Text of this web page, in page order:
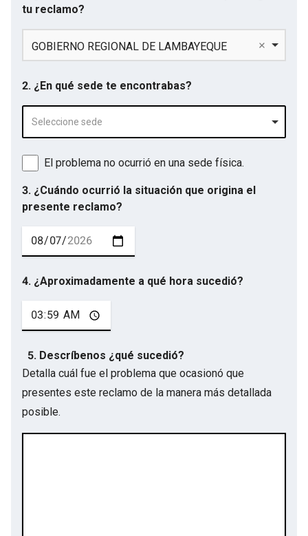
tu reclamo?
GOBIERNO REGIONAL DE LAMBAYEQUE
2. ¿En qué sede te encontrabas?
Seleccione sede
El problema no ocurrió en una sede física.
3. ¿Cuándo ocurrió la situación que origina el
presente reclamo?
4. ¿Aproximadamente a qué hora sucedió?
5. Descríbenos ¿qué sucedió?
Detalla cuál fue el problema que ocasionó que
presentes este reclamo de la manera más detallada
posible.